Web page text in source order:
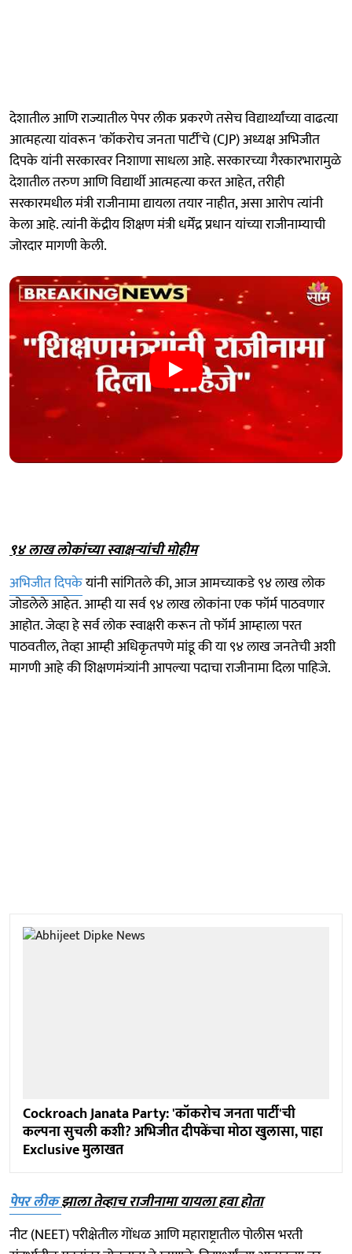
देशातील आणि राज्यातील पेपर लीक प्रकरणे तसेच विद्यार्थ्यांच्या वाढत्या
आत्महत्या यांवरून 'कॉकरोच जनता पार्टी'चे (CJP) अध्यक्ष अभिजीत
दिपके यांनी सरकारवर निशाणा साधला आहे. सरकारच्या गैरकारभारामुळे
देशातील तरुण आणि विद्यार्थी आत्महत्या करत आहेत, तरीही
सरकारमधील मंत्री राजीनामा द्यायला तयार नाहीत, असा आरोप त्यांनी
केला आहे. त्यांनी केंद्रीय शिक्षण मंत्री धर्मेंद्र प्रधान यांच्या राजीनाम्याची
जोरदार मागणी केली.
९४ लाख लोकांच्या स्वाक्षऱ्यांची मोहीम
अभिजीत दिपकेयांनी सांगितले की, आज आमच्याकडे ९४ लाख लोक
जोडलेले आहेत. आम्ही या सर्व ९४ लाख लोकांना एक फॉर्म पाठवणार
आहोत. जेव्हा हे सर्व लोक स्वाक्षरी करून तो फॉर्म आम्हाला परत
पाठवतील, तेव्हा आम्ही अधिकृतपणे मांडू की या ९४ लाख जनतेची अशी
मागणी आहे की शिक्षणमंत्र्यांनी आपल्या पदाचा राजीनामा दिला पाहिजे.
Cockroach Janata Party: 'कॉकरोच जनता पार्टी'ची
कल्पना सुचली कशी? अभिजीत दीपकेंचा मोठा खुलासा, पाहा
Exclusive मुलाखत
पेपर लीकझाला तेव्हाच राजीनामा यायला हवा होता
नीट (NEET) परीक्षेतील गोंधळ आणि महाराष्ट्रातील पोलीस भरती